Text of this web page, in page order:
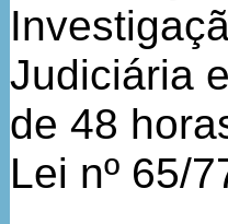
Judiciária
de 48
Lei nº 65/